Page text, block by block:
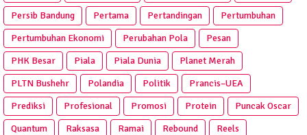
Persib Bandung
Pertama Pertandingan
Pertumbuhan
Pertumbuhan Ekonomi
Perubahan Pola
Pesan
PHK Besar
Piala Piala Dunia
Planet Merah
PLTN Bushehr
Polandia Politik
Prancis–UEA
Prediksi
Profesional Promosi Protein
Puncak Oscar
Quantum
Raksasa Ramai Rebound
Reels